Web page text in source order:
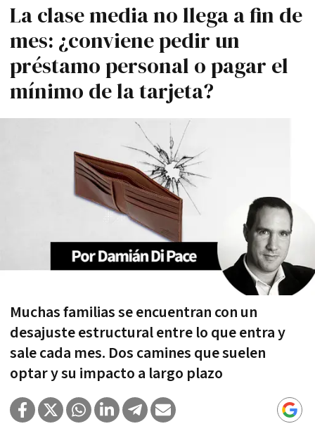
La clase media no llega a fin de
mes: ¿conviene pedir un
préstamo personal o pagar el
mínimo de la tarjeta?
Muchas familias se encuentran con un
desajuste estructural entre lo que entra y
sale cada mes. Dos camines que suelen
optar y su impacto a largo plazo